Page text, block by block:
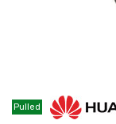
Pulled